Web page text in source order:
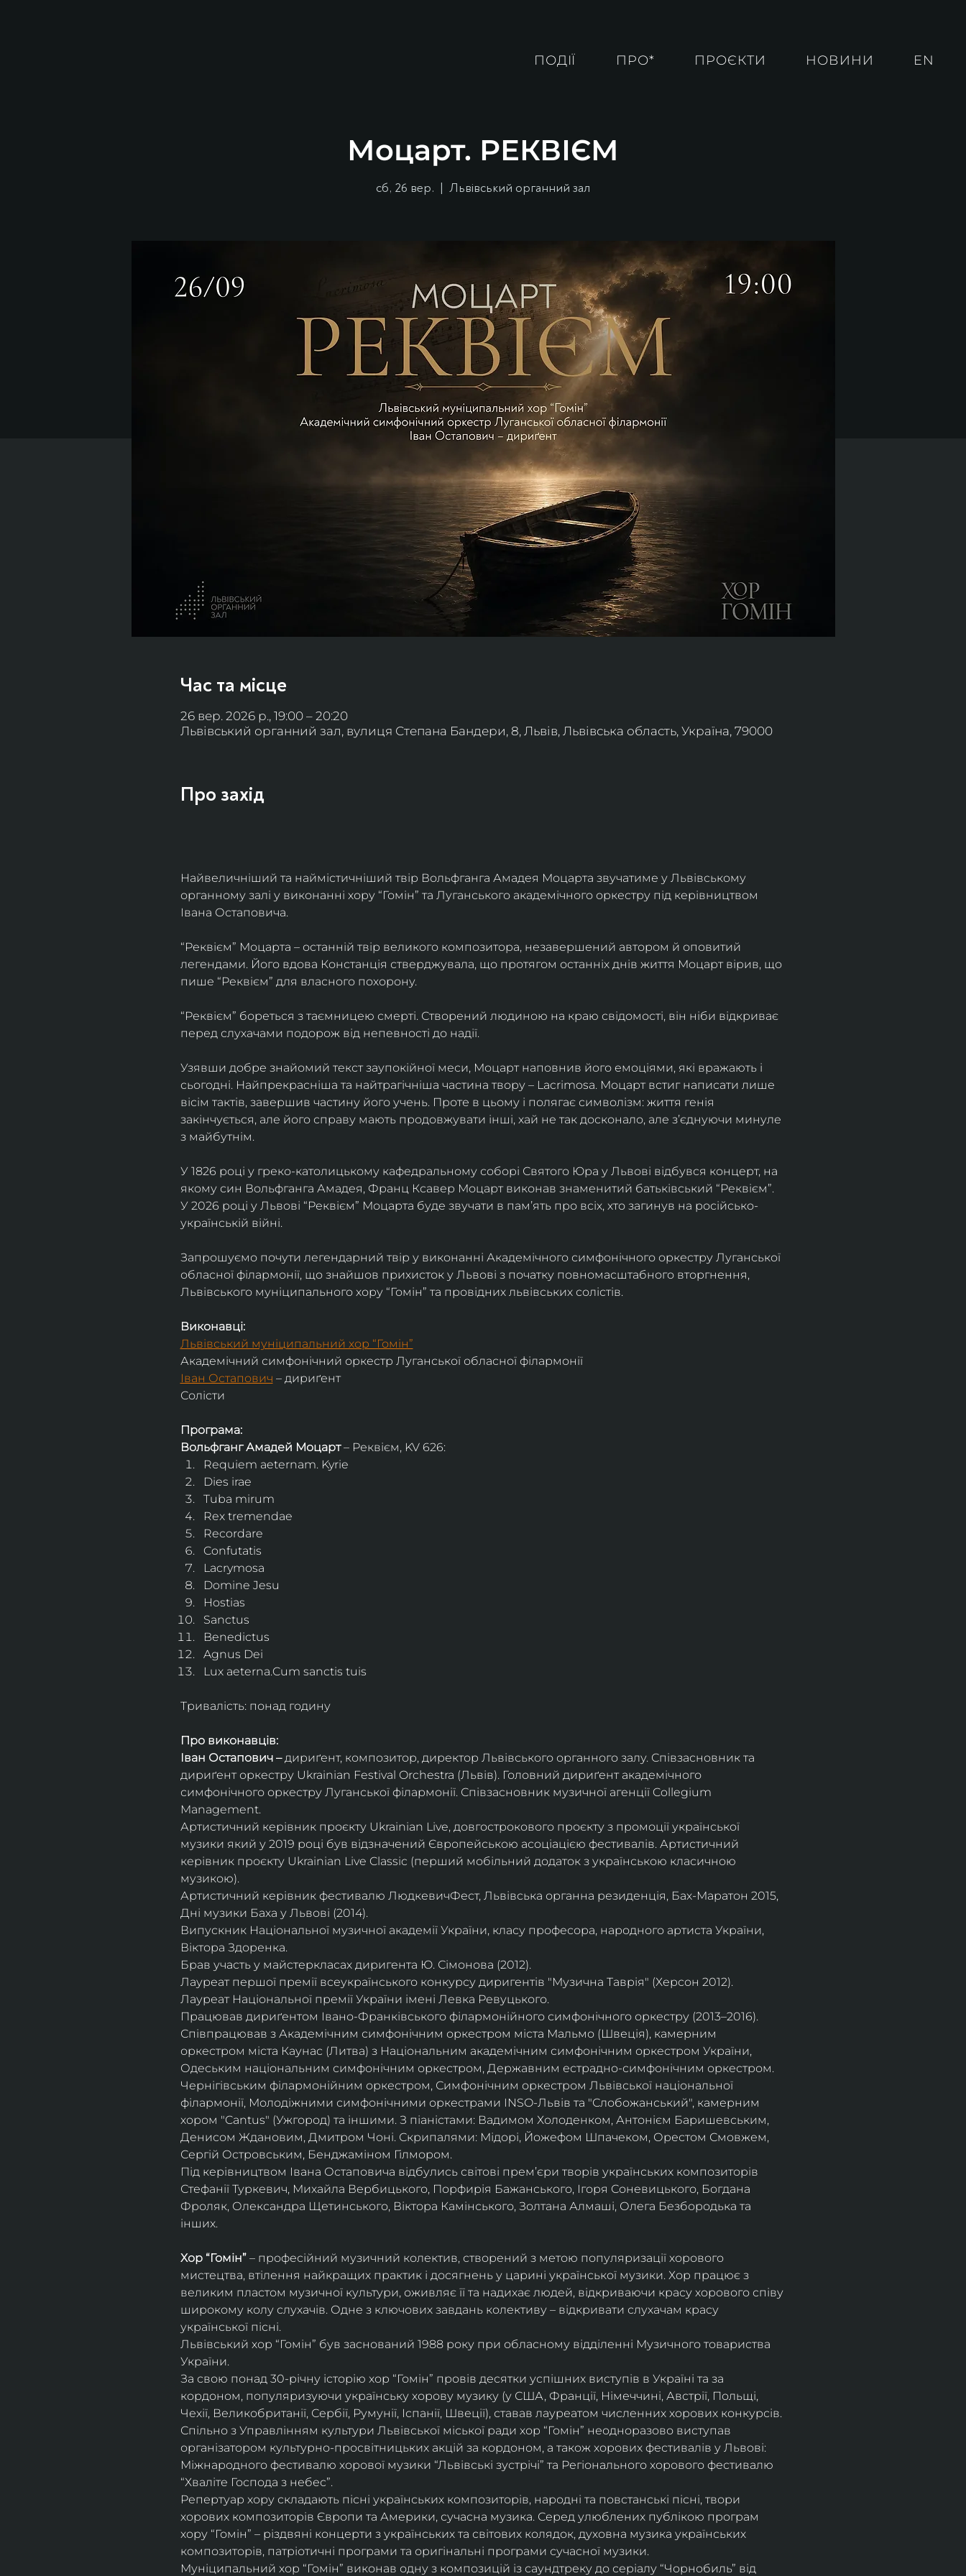
ПОДІЇ ПРО* ПРОЄКТИ НОВИНИ EN
Моцарт. РЕКВІЄМ
сб, 26 вер.
  |
Львівський органний зал
Час та місце
26 вер. 2026 р., 19:00 – 20:20
Львівський органний зал, вулиця Степана Бандери, 8, Львів, Львівська область, Україна, 79000
Про захід
Найвеличніший та наймістичніший твір Вольфганга Амадея Моцарта звучатиме у Львівському
органному залі у виконанні хору “Гомін” та Луганського академічного оркестру під керівництвом
Івана Остаповича.
“Реквієм” Моцарта – останній твір великого композитора, незавершений автором й оповитий
легендами. Його вдова Констанція стверджувала, що протягом останніх днів життя Моцарт вірив, що
пише “Реквієм” для власного похорону.
“Реквієм” бореться з таємницею смерті. Створений людиною на краю свідомості, він ніби відкриває
перед слухачами подорож від непевності до надії.
Узявши добре знайомий текст заупокійної меси, Моцарт наповнив його емоціями, які вражають і
сьогодні. Найпрекрасніша та найтрагічніша частина твору – Lacrimosa. Моцарт встиг написати лише
вісім тактів, завершив частину його учень. Проте в цьому і полягає символізм: життя генія
закінчується, але його справу мають продовжувати інші, хай не так досконало, але зʼєднуючи минуле
з майбутнім.
У 1826 році у греко-католицькому кафедральному соборі Святого Юра у Львові відбувся концерт, на
якому син Вольфганга Амадея, Франц Ксавер Моцарт виконав знаменитий батьківський “Реквієм”.
У 2026 році у Львові “Реквієм” Моцарта буде звучати в памʼять про всіх, хто загинув на російсько-
українській війні.
Запрошуємо почути легендарний твір у виконанні Академічного симфонічного оркестру Луганської
обласної філармонії, що знайшов прихисток у Львові з початку повномасштабного вторгнення,
Львівського муніципального хору “Гомін” та провідних львівських солістів.
Виконавці:
Львівський муніципальний хор “Гомін”
Академічний симфонічний оркестр Луганської обласної філармонії
Іван Остапович – дириґент
Солісти
Програма:
Вольфганг Амадей Моцарт – Реквієм, KV 626:
Requiem aeternam. Kyrie
Dies irae
Tuba mirum
Rex tremendae
Recordare
Confutatis
Lacrymosa
Domine Jesu
Hostias
Sanctus
Benedictus
Agnus Dei
Lux aeterna.Cum sanctis tuis
Тривалість: понад годину
Про виконавців:
Іван Остапович – дириґент, композитор, директор Львівського органного залу. Співзасновник та
дириґент оркестру Ukrainian Festival Orchestra (Львів). Головний дириґент академічного
симфонічного оркестру Луганської філармонії. Співзасновник музичної агенції Collegium
Management.
Артистичний керівник проєкту Ukrainian Live, довгострокового проєкту з промоції української
музики який у 2019 році був відзначений Європейською асоціацією фестивалів. Артистичний
керівник проєкту Ukrainian Live Classic (перший мобільний додаток з українською класичною
музикою).
Артистичний керівник фестивалю ЛюдкевичФест, Львівська органна резиденція, Бах-Маратон 2015,
Дні музики Баха у Львові (2014).
Випускник Національної музичної академії України, класу професора, народного артиста України,
Віктора Здоренка.
Брав участь у майстеркласах диригента Ю. Сімонова (2012).
Лауреат першої премії всеукраїнського конкурсу диригентів "Музична Таврія" (Херсон 2012).
Лауреат Національної премії України імені Левка Ревуцького.
Працював дириґентом Івано-Франківського філармонійного симфонічного оркестру (2013–2016).
Співпрацював з Академічним симфонічним оркестром міста Мальмо (Швеція), камерним
оркестром міста Каунас (Литва) з Національним академічним симфонічним оркестром України,
Одеським національним симфонічним оркестром, Державним естрадно-симфонічним оркестром.
Чернігівським філармонійним оркестром, Симфонічним оркестром Львівської національної
філармонії, Молодіжними симфонічними оркестрами INSO-Львів та "Слобожанський", камерним
хором "Cantus" (Ужгород) та іншими. З піаністами: Вадимом Холоденком, Антонієм Баришевським,
Денисом Ждановим, Дмитром Чоні. Скрипалями: Мідорі, Йожефом Шпачеком, Орестом Смовжем,
Сергій Островським, Бенджаміном Гілмором.
Під керівництвом Івана Остаповича відбулись світові прем’єри творів українських композиторів
Стефанії Туркевич, Михайла Вербицького, Порфирія Бажанського, Ігоря Соневицького, Богдана
Фроляк, Олександра Щетинського, Віктора Камінського, Золтана Алмаші, Олега Безбородька та
інших.
Хор “Гомін” – професійний музичний колектив, створений з метою популяризації хорового
мистецтва, втілення найкращих практик і досягнень у царині української музики. Хор працює з
великим пластом музичної культури, оживляє її та надихає людей, відкриваючи красу хорового співу
широкому колу слухачів. Одне з ключових завдань колективу – відкривати слухачам красу
української пісні.
Львівський хор “Гомін” був заснований 1988 року при обласному відділенні Музичного товариства
України.
За свою понад 30-річну історію хор “Гомін” провів десятки успішних виступів в Україні та за
кордоном, популяризуючи українську хорову музику (у США, Франції, Німеччині, Австрії, Польщі,
Чехії, Великобританії, Сербії, Румунії, Іспанії, Швеції), ставав лауреатом численних хорових конкурсів.
Спільно з Управлінням культури Львівської міської ради хор “Гомін” неодноразово виступав
організатором культурно-просвітницьких акцій за кордоном, а також хорових фестивалів у Львові:
Міжнародного фестивалю хорової музики “Львівські зустрічі” та Регіонального хорового фестивалю
“Хваліте Господа з небес”.
Репертуар хору складають пісні українських композиторів, народні та повстанські пісні, твори
хорових композиторів Європи та Америки, сучасна музика. Серед улюблених публікою програм
хору “Гомін” – різдвяні концерти з українських та світових колядок, духовна музика українських
композиторів, патріотичні програми та оригінальні програми сучасної музики.
Муніципальний хор “Гомін” виконав одну з композицій із саундтреку до серіалу “Чорнобиль” від